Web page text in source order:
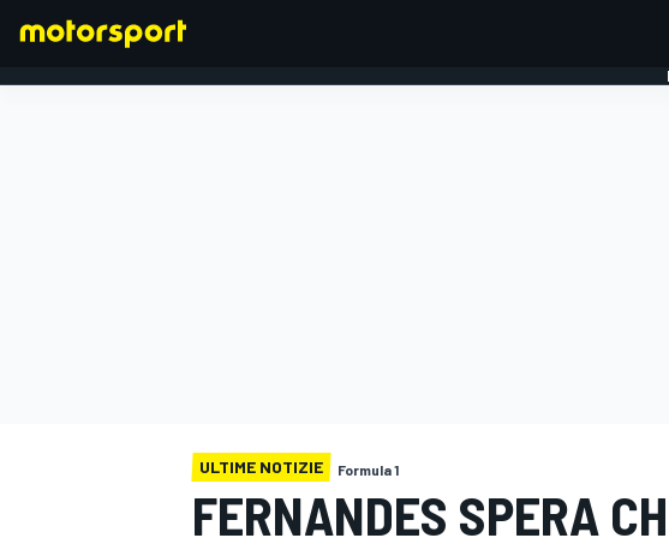
ULTIME NOTIZIE Formula 1
FERNANDES SPERA